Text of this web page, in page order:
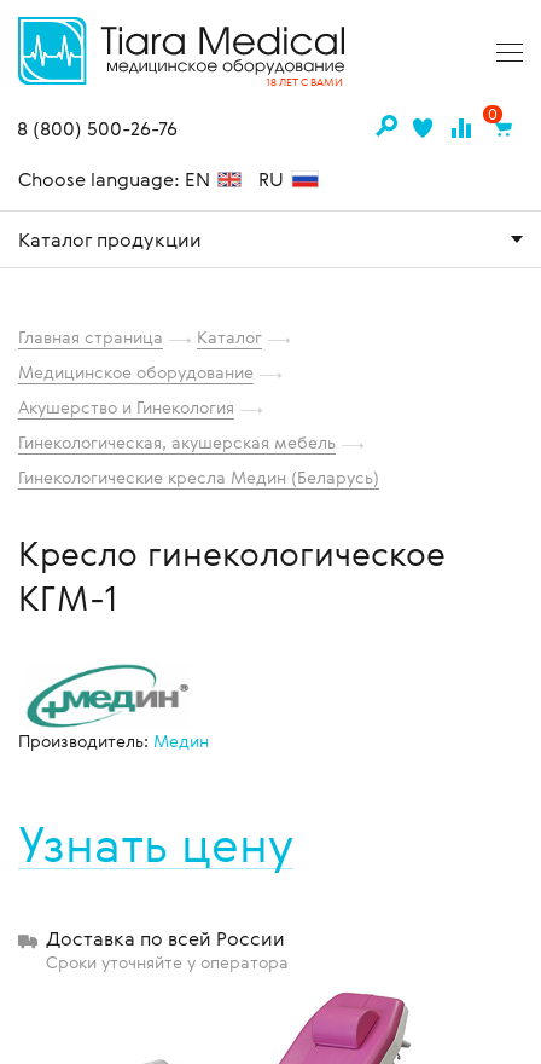
18 ЛЕТ С ВАМИ
8 (800) 500-26-76
0
Choose language: EN RU
Каталог продукции
Главная страница
Каталог
Медицинское оборудование
Акушерство и Гинекология
Гинекологическая, акушерская мебель
Гинекологические кресла Медин (Беларусь)
Кресло гинекологическое
КГМ-1
Производитель: Медин
Узнать цену
Доставка по всей России
Сроки уточняйте у оператора